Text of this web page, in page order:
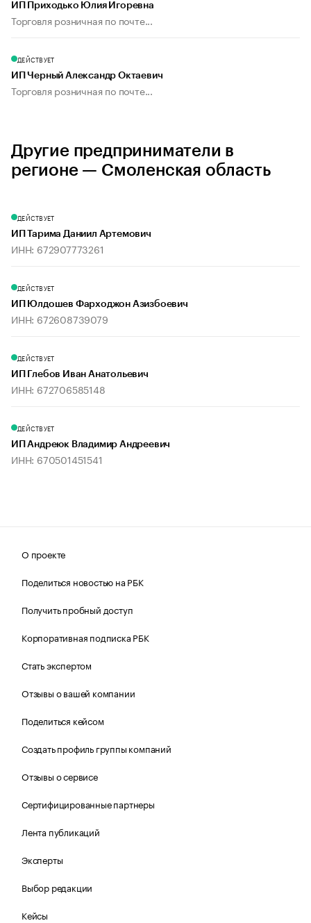
ИП Приходько Юлия Игоревна
Торговля розничная по почте...
ДЕЙСТВУЕТ
ИП Черный Александр Октаевич
Торговля розничная по почте...
Другие предприниматели в
регионе — Смоленская область
ДЕЙСТВУЕТ
ИП Тарима Даниил Артемович
ИНН: 672907773261
ДЕЙСТВУЕТ
ИП Юлдошев Фарходжон Азизбоевич
ИНН: 672608739079
ДЕЙСТВУЕТ
ИП Глебов Иван Анатольевич
ИНН: 672706585148
ДЕЙСТВУЕТ
ИП Андреюк Владимир Андреевич
ИНН: 670501451541
О проекте
Поделиться новостью на РБК
Получить пробный доступ
Корпоративная подписка РБК
Стать экспертом
Отзывы о вашей компании
Поделиться кейсом
Создать профиль группы компаний
Отзывы о сервисе
Сертифицированные партнеры
Лента публикаций
Эксперты
Выбор редакции
Кейсы